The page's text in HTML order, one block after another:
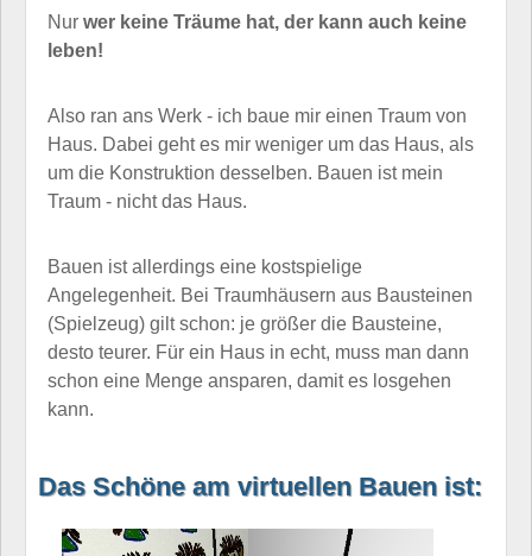
Nur wer keine Träume hat, der kann auch keine
leben!
Also ran ans Werk - ich baue mir einen Traum von
Haus. Dabei geht es mir weniger um das Haus, als
um die Konstruktion desselben. Bauen ist mein
Traum - nicht das Haus.
Bauen ist allerdings eine kostspielige
Angelegenheit. Bei Traumhäusern aus Bausteinen
(Spielzeug) gilt schon: je größer die Bausteine,
desto teurer. Für ein Haus in echt, muss man dann
schon eine Menge ansparen, damit es losgehen
kann.
Das Schöne am virtuellen Bauen ist: